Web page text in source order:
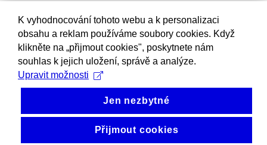
K vyhodnocování tohoto webu a k personalizaci
obsahu a reklam používáme soubory cookies. Když
klikněte na „přijmout cookies", poskytnete nám
souhlas k jejich uložení, správě a analýze.
Upravit možnosti
Jen nezbytné
Přijmout cookies